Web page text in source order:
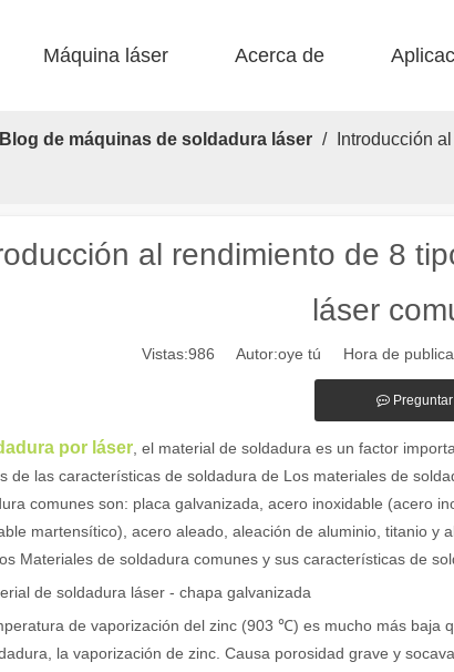
Máquina láser Acerca de
Blog de máquinas de soldadura láser /
Introducción
de las máquinas de marcado láser en la fabricación
al rendimiento de 8
láser
Vistas:986 Autor:oye tú Hora de
Preguntar
por láser , el material de soldadura es un factor
de las características de soldadura de Los materiales de
comunes son: placa galvanizada, acero inoxidable (acero
martensítico), acero aleado, aleación de aluminio, titanio y
Materiales de soldadura comunes y sus características de
de soldadura láser - chapa galvanizada
de vaporización del zinc (903 ℃) es mucho más
la vaporización de zinc. Causa porosidad grave y